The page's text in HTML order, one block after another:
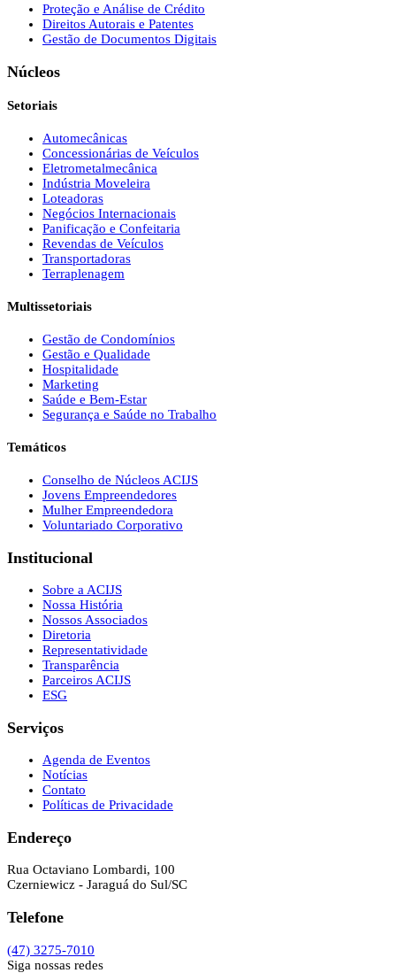
Proteção e Análise de Crédito
Direitos Autorais e Patentes
Gestão de Documentos Digitais
Núcleos
Setoriais
Automecânicas
Concessionárias de Veículos
Eletrometalmecânica
Indústria Moveleira
Loteadoras
Negócios Internacionais
Panificação e Confeitaria
Revendas de Veículos
Transportadoras
Terraplenagem
Multissetoriais
Gestão de Condomínios
Gestão e Qualidade
Hospitalidade
Marketing
Saúde e Bem-Estar
Segurança e Saúde no Trabalho
Temáticos
Conselho de Núcleos ACIJS
Jovens Empreendedores
Mulher Empreendedora
Voluntariado Corporativo
Institucional
Sobre a ACIJS
Nossa História
Nossos Associados
Diretoria
Representatividade
Transparência
Parceiros ACIJS
ESG
Serviços
Agenda de Eventos
Notícias
Contato
Políticas de Privacidade
Endereço
Rua Octaviano Lombardi, 100
Czerniewicz - Jaraguá do Sul/SC
Telefone
(47) 3275-7010
Siga nossas redes